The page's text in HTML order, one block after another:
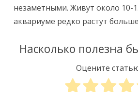
незаметными. Живут около 10-
аквариуме редко растут
Насколько полезна
Оцените